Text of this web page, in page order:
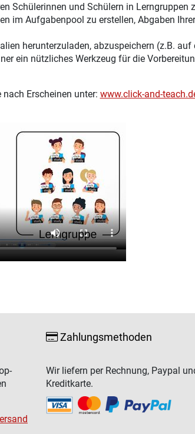
Schülerinnen und Schülern in Lerngruppen
im Aufgabenpool zu erstellen, Abgaben
herunterzuladen, abzuspeichern (z.B.
ein nützliches Werkzeug für die
Erscheinen unter: www.click-and-
Zahlungsmethoden
Wir liefern per Rechnung, Paypal
Kreditkarte.